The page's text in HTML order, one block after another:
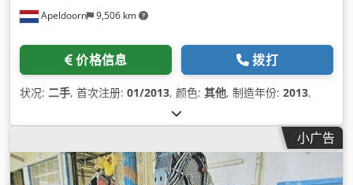
Apeldoorn 9,506 km
价格信息 拨打
状况: 二手, 首次注册: 01/2013, 颜色: 其他, 制造年份: 2013,
小广告